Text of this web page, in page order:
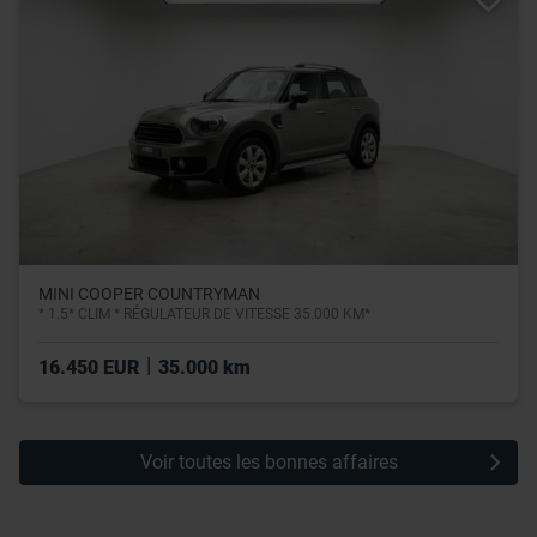
MINI COOPER COUNTRYMAN
* 1.5* CLIM * RÉGULATEUR DE VITESSE 35.000 KM*
16.450 EUR 35.000 km
Voir toutes les bonnes affaires